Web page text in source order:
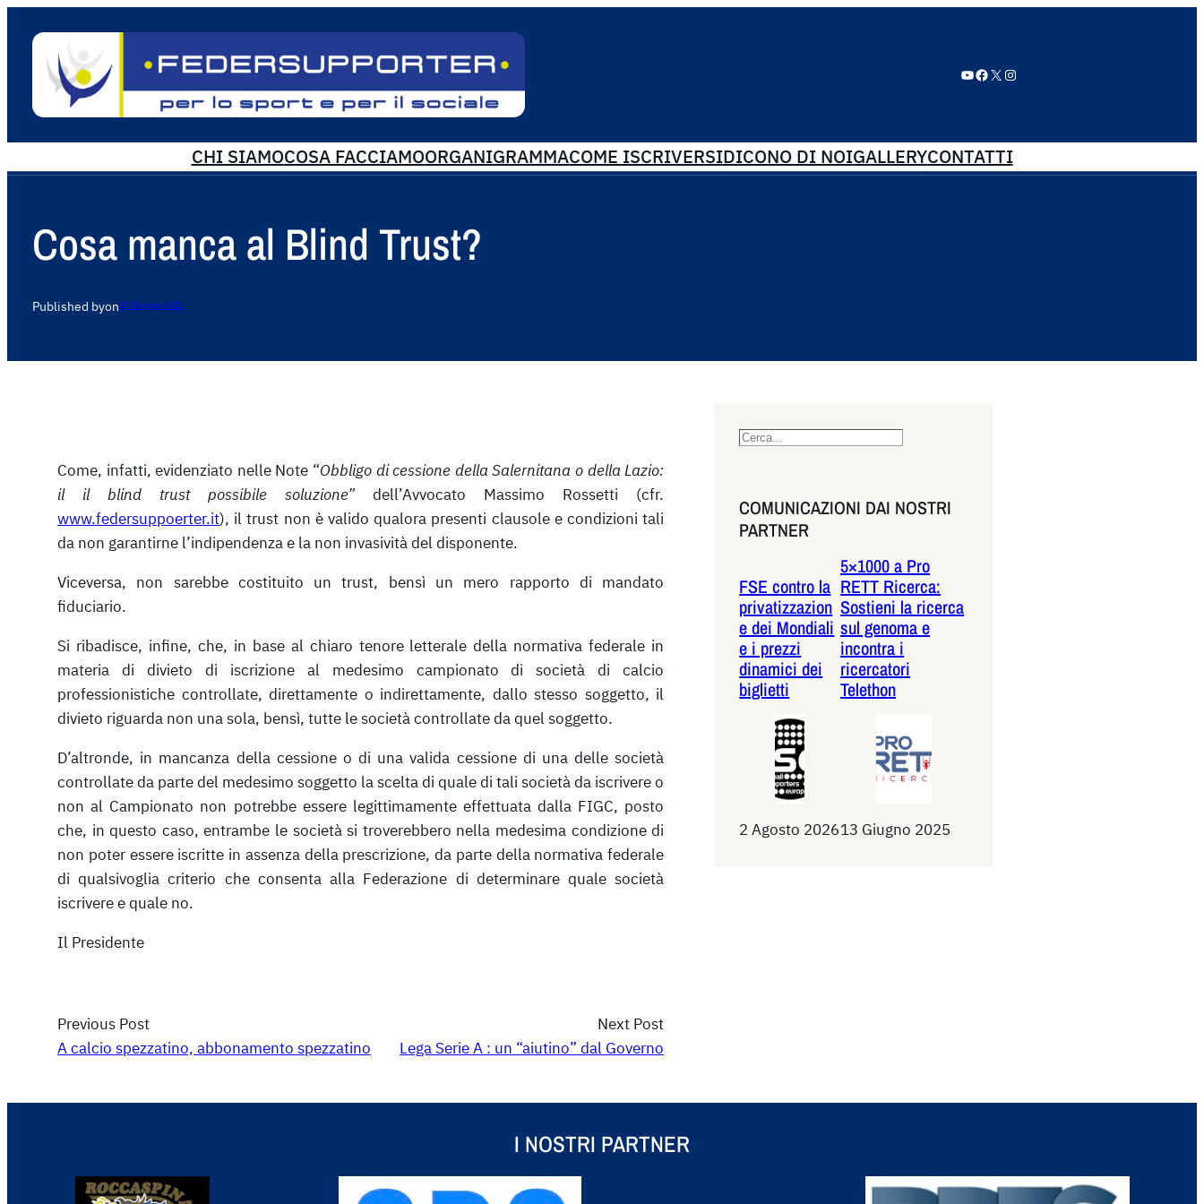
YouTube Facebook X Instagram
CHI SIAMOCOSA FACCIAMOORGANIGRAMMACOME ISCRIVERSIDICONO DI NOIGALLERYCONTATTI
Cosa manca al Blind Trust?
Published byon29 Giugno 2021
Come, infatti, evidenziato nelle Note “Obbligo di cessione della Salernitana o della Lazio:
il il blind trust possibile soluzione”dell’Avvocato Massimo Rossetti (cfr.
www.federsuppoerter.it), il trust non è valido qualora presenti clausole e condizioni tali
da non garantirne l’indipendenza e la non invasività del disponente.
Viceversa, non sarebbe costituito un trust, bensì un mero rapporto di mandato
fiduciario.
Si ribadisce, infine, che, in base al chiaro tenore letterale della normativa federale in
materia di divieto di iscrizione al medesimo campionato di società di calcio
professionistiche controllate, direttamente o indirettamente, dallo stesso soggetto, il
divieto riguarda non una sola, bensì, tutte le società controllate da quel soggetto.
D’altronde, in mancanza della cessione o di una valida cessione di una delle società
controllate da parte del medesimo soggetto la scelta di quale di tali società da iscrivere o
non al Campionato non potrebbe essere legittimamente effettuata dalla FIGC, posto
che, in questo caso, entrambe le società si troverebbero nella medesima condizione di
non poter essere iscritte in assenza della prescrizione, da parte della normativa federale
di qualsivoglia criterio che consenta alla Federazione di determinare quale società
iscrivere e quale no.
Il Presidente
Previous Post
A calcio spezzatino, abbonamento spezzatino
Next Post
Lega Serie A : un “aiutino” dal Governo
S
r
c
COMUNICAZIONI DAI NOSTRI
PARTNER
FSE contro la
privatizzazion
e dei Mondiali
e i prezzi
dinamici dei
biglietti
2 Agosto 2026
5×1000 a Pro
RETT Ricerca:
Sostieni la ricerca
sul genoma e
incontra i
ricercatori
Telethon
13 Giugno 2025
I NOSTRI PARTNER